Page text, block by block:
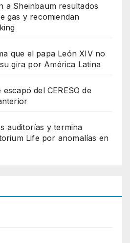
a Sheinbaum resultados
gas y recomiendan
que el papa León XIV no
gira por América Latina
del CERESO de
auditorías y termina
Life por anomalías en